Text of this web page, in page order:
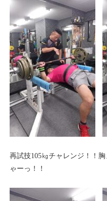
再試技105㎏チャレンジ！！
ゃーっ！！